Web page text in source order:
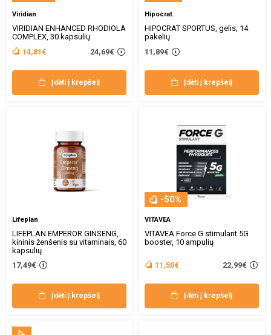
Viridian
VIRIDIAN ENHANCED RHODIOLA
COMPLEX, 30 kapsulių
14,81€
24,69€
Įdėti į krepšelį
Hipocrat
HIPOCRAT SPORTUS, gelis, 14
pakelių
11,89€
Įdėti į krepšelį
Lifeplan
LIFEPLAN EMPEROR GINSENG,
kininis ženšenis su vitaminais, 60
kapsulių
17,49€
Įdėti į krepšelį
-50%
VITAVEA
VITAVEA Force G stimulant 5G
booster, 10 ampulių
11,50€ 22,99€
Įdėti į krepšelį